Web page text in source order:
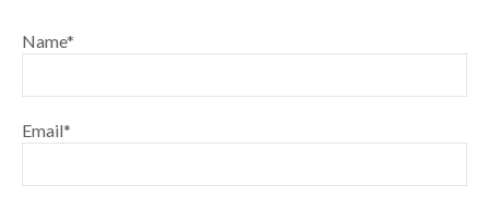
Name*
Email*